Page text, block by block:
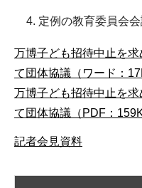
定例の教育委員会
万博子ども招待中止を
て団体協議（ワード：
万博子ども招待中止を
て団体協議（PDF：
記者会見資料